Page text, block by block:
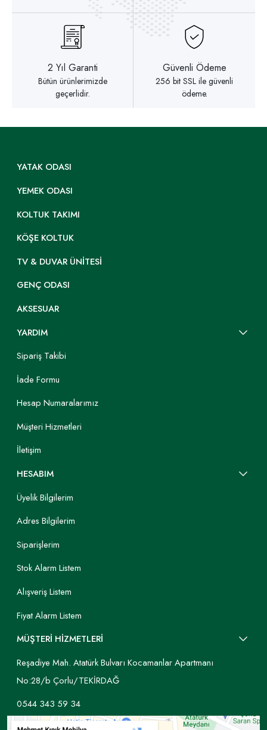
2 Yıl Garanti
Bütün ürünlerimizde
geçerlidir.
Güvenli Ödeme
256 bit SSL ile güvenli
ödeme.
YATAK ODASI
YEMEK ODASI
KOLTUK TAKIMI
KÖŞE KOLTUK
TV & DUVAR ÜNITESI
GENÇ ODASI
AKSESUAR
YARDIM
Sipariş Takibi
İade Formu
Hesap Numaralarımız
Müşteri Hizmetleri
İletişim
HESABIM
Üyelik Bilgilerim
Adres Bilgilerim
Siparişlerim
Stok Alarm Listem
Alışveriş Listem
Fiyat Alarm Listem
MÜŞTERİ HİZMETLERİ
Reşadiye Mah. Atatürk Bulvarı Kocamanlar Apartmanı
No:28/b Çorlu/TEKİRDAĞ
0544 343 59 34